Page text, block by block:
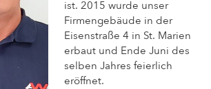
ist. 2015 wurde unser
Firmengebäude in der
Eisenstraße 4 in St. Marien
erbaut und Ende Juni des
selben Jahres feierlich
eröffnet.